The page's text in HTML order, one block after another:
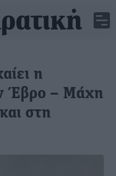
η
Έβρο – Μάχη
στη